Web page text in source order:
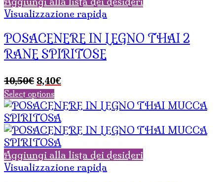
Visualizzazione rapida
POSACENERE IN LEGNO THAI 2
RANE SPIRITOSE
10,50€ Il
prezzo
originale
era:
10,50€.
8,40€Il
attuale
8,40€.
Select options
Aggiungi alla lista dei desideri
Visualizzazione rapida